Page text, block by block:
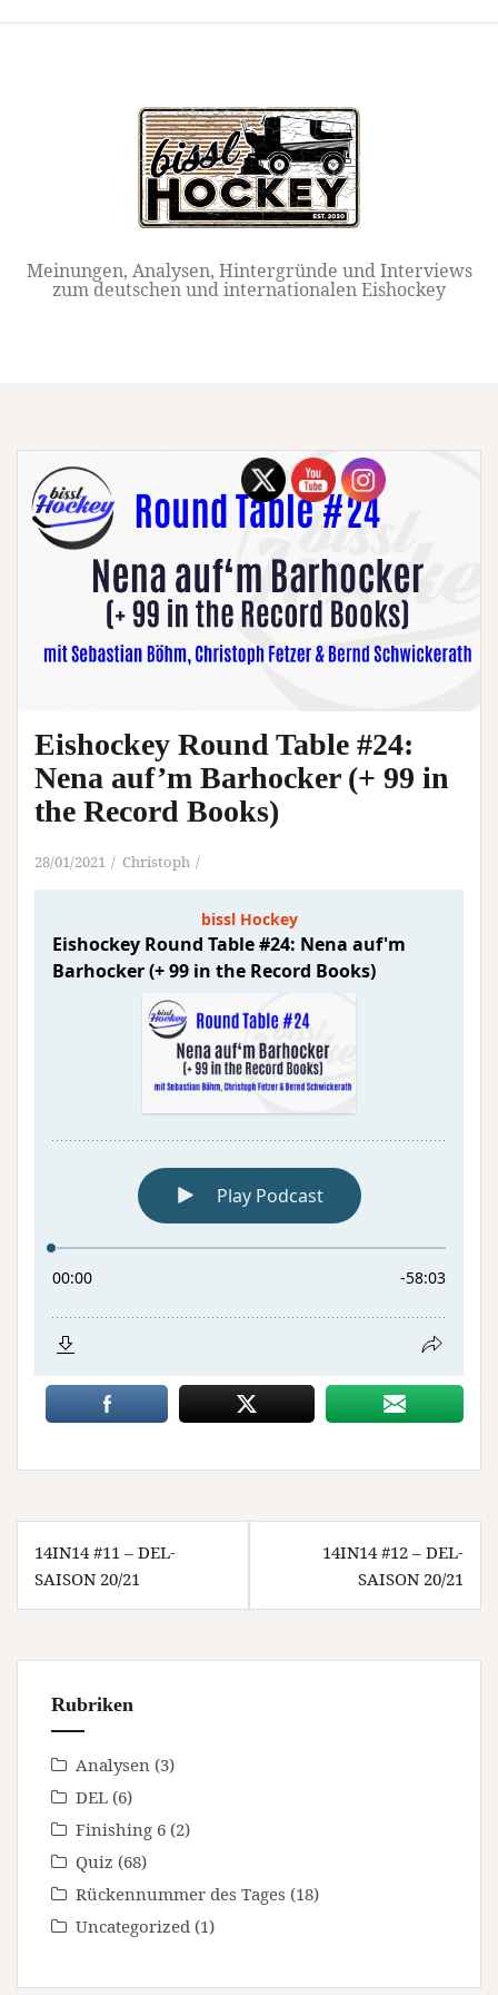
Meinungen, Analysen, Hintergründe und Interviews
zum deutschen und internationalen Eishockey
Eishockey Round Table #24:
Nena auf’m Barhocker (+ 99 in
the Record Books)
28/01/2021 Christoph
Beitragsnavigation
14IN14 #11 – DEL-
SAISON 20/21
14IN14 #12 – DEL-
SAISON 20/21
Rubriken
Analysen (3)
DEL (6)
Finishing 6 (2)
Quiz (68)
Rückennummer des Tages (18)
Uncategorized (1)